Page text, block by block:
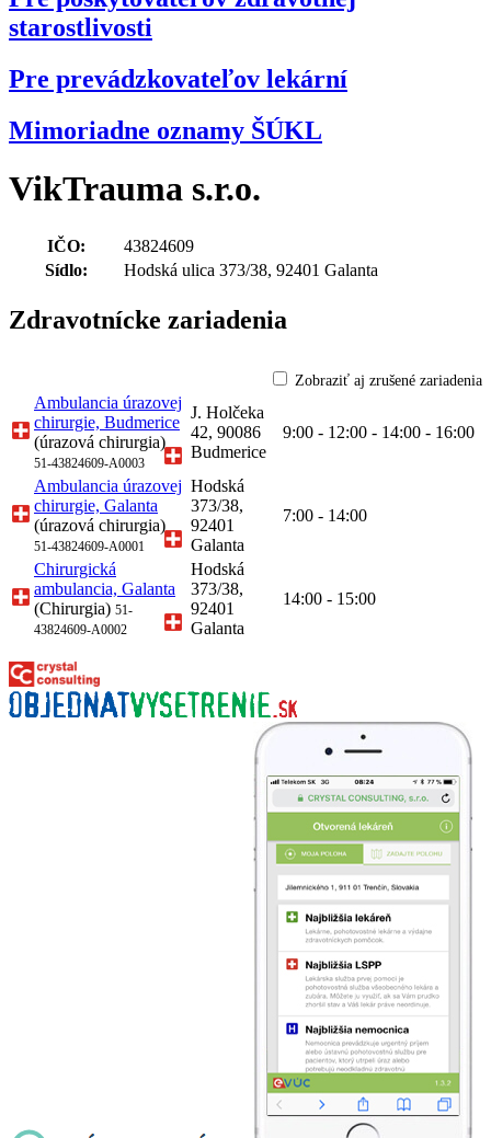
starostlivosti
Pre prevádzkovateľov lekární
Mimoriadne oznamy ŠÚKL
VikTrauma s.r.o.
IČO:
43824609
Sídlo:
Hodská ulica 373/38, 92401 Galanta
Zdravotnícke zariadenia
Zobraziť aj zrušené zariadenia
Ambulancia úrazovej
chirurgie, Budmerice
(úrazová chirurgia)
51-43824609-A0003
J. Holčeka
42, 90086
Budmerice
9:00 - 12:00 - 14:00 - 16:00
Ambulancia úrazovej
chirurgie, Galanta
(úrazová chirurgia)
51-43824609-A0001
Hodská
373/38,
92401
Galanta
7:00 - 14:00
Chirurgická
ambulancia, Galanta
(Chirurgia) 51-
43824609-A0002
Hodská
373/38,
92401
Galanta
14:00 - 15:00